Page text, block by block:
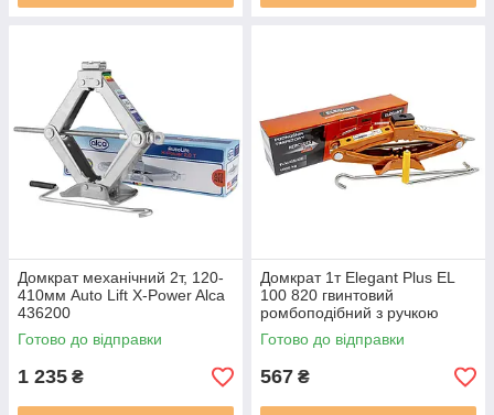
Домкрат механічний 2т, 120-
410мм Auto Lift X-Power Alca
436200
Готово до відправки
1 235 ₴
Домкрат 1т Elegant Plus EL
100 820 гвинтовий
ромбоподібний з ручкою
Готово до відправки
567 ₴